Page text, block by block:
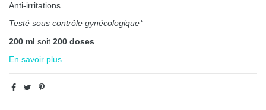
Anti-irritations
Testé sous contrôle gynécologique*
200 ml soit 200 doses
En savoir plus